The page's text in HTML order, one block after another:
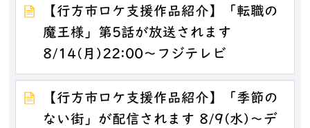
【行方市ロケ支援作品紹介】「転職の
魔王様」第5話が放送されます
8/14(月)22:00～フジテレビ
【行方市ロケ支援作品紹介】「季節の
ない街」が配信されます 8/9(水)～デ